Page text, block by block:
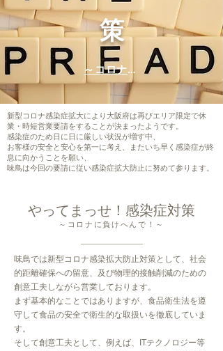
策
～コロナに負けへんで！～
​新型コロナ感染症拡大により大阪府は再びエリア限定で休
業・時短営業要請をすることが決まったようです。
感染症のため日に日に厳しい状況が増す中、
お客様の安全と安心を第一に考え、またいち早く感染症が終
息に向かうことを願い、
味鳥は今回の要請に従い感染症拡大防止に努めて参ります。
やってまっせ！感染症対策
～コロナに負けへんで！～
味鳥では新型コロナ感染拡大防止対策として、社会
的距離確保への留意、及び物理的接触削減のための
創意工夫しながら営業しております。
まず基本的なことではありますが、食品衛生法を遵
守して食品の安全で衛生的な取扱いを徹底していま
す。
そして創意工夫として、例えば、ITテクノロジー等